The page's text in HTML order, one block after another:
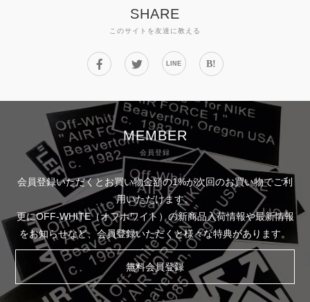
SHARE
このサイトを友達に教える
LINE B!
MEMBER
会員登録
会員登録いただくとお買い物金額の1%が次回のお買い物でご利
用いただけます。
更にOFF-WHITE（オフホワイト）の新商品入荷情報や最新情報
をお知らせなど、会員登録いただくと様々な特典があります。
無料会員登録